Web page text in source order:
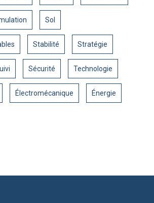
Sol
Stabilité Stratégie
Sécurité Technologie
Électromécanique Énergie